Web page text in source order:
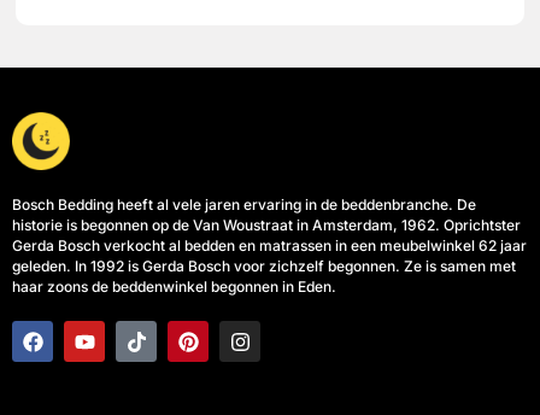
Bosch Bedding heeft al vele jaren ervaring in de beddenbranche. De
historie is begonnen op de Van Woustraat in Amsterdam, 1962. Oprichtster
Gerda Bosch verkocht al bedden en matrassen in een meubelwinkel 62 jaar
geleden. In 1992 is Gerda Bosch voor zichzelf begonnen. Ze is samen met
haar zoons de beddenwinkel begonnen in Eden.
F
a
Y
o
T
i
P
i
I
n